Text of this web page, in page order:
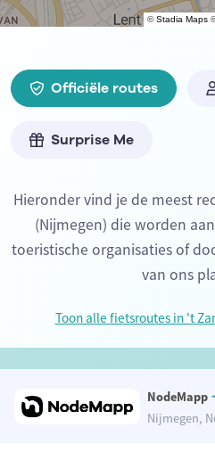
©Stadia Maps
Officiële routes
Surprise Me
Hieronder vind je de meest
(Nijmegen) die worden
toeristische organisaties of
van ons
Toon alle fietsroutes in 't
NodeMapp
Nijmegen,